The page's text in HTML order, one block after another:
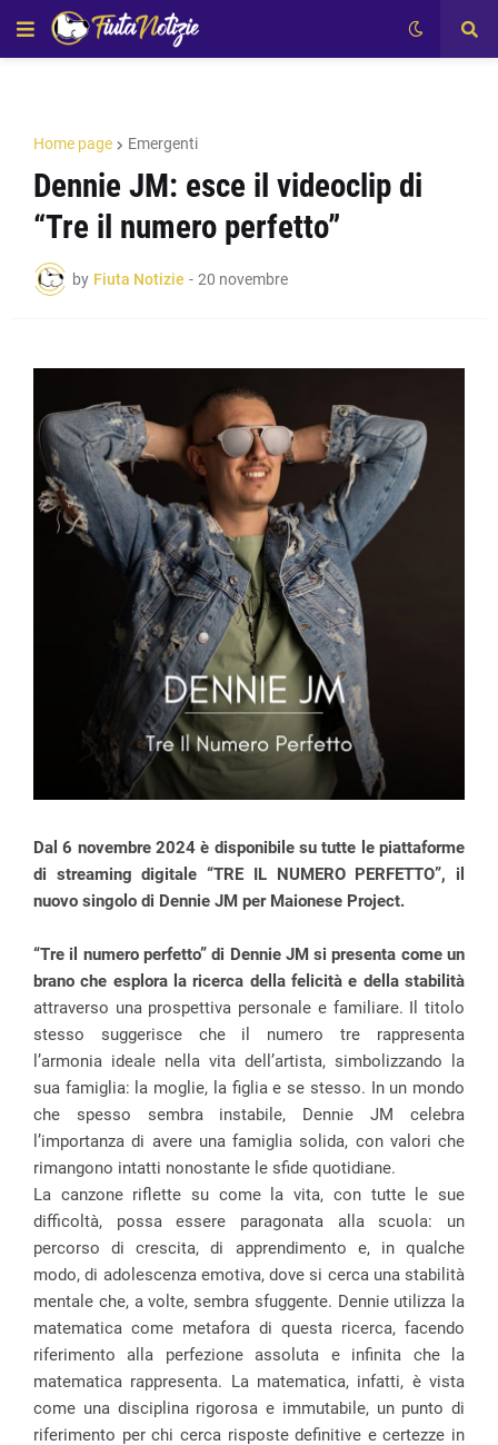
Home page Emergenti
Dennie JM: esce il videoclip di
“Tre il numero perfetto”
by Fiuta Notizie - 20 novembre
Dal 6 novembre 2024 è disponibile su tutte le piattaforme
di streaming digitale “TRE IL NUMERO PERFETTO”, il
nuovo singolo di Dennie JM per Maionese Project.
“Tre il numero perfetto” di Dennie JM si presenta come un
brano che esplora la ricerca della felicità e della stabilità
attraverso una prospettiva personale e familiare. Il titolo
stesso suggerisce che il numero tre rappresenta
l’armonia ideale nella vita dell’artista, simbolizzando la
sua famiglia: la moglie, la figlia e se stesso. In un mondo
che spesso sembra instabile, Dennie JM celebra
l’importanza di avere una famiglia solida, con valori che
rimangono intatti nonostante le sfide quotidiane.
La canzone riflette su come la vita, con tutte le sue
difficoltà, possa essere paragonata alla scuola: un
percorso di crescita, di apprendimento e, in qualche
modo, di adolescenza emotiva, dove si cerca una stabilità
mentale che, a volte, sembra sfuggente. Dennie utilizza la
matematica come metafora di questa ricerca, facendo
riferimento alla perfezione assoluta e infinita che la
matematica rappresenta. La matematica, infatti, è vista
come una disciplina rigorosa e immutabile, un punto di
riferimento per chi cerca risposte definitive e certezze in